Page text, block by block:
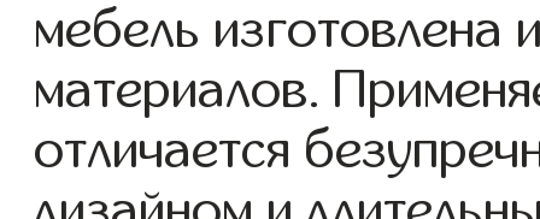
мебель изготовлена
материалов.
отличается